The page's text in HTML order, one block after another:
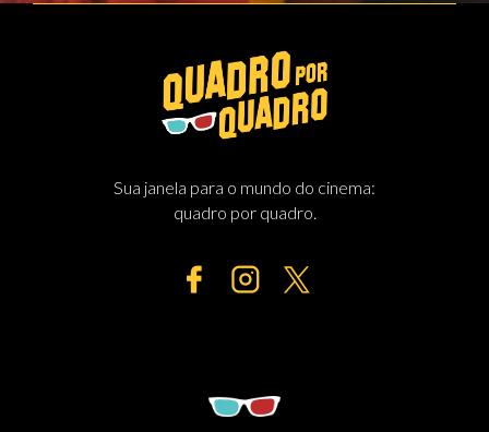
Sua janela para o mundo do cinema:
quadro por quadro.